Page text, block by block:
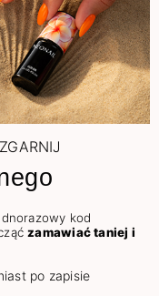
kod
zamawiać taniej i
po zapisie